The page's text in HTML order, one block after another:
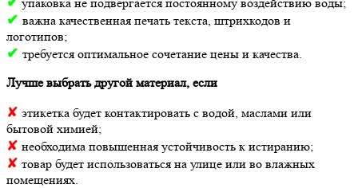
✔ важна качественная печать текста, штрихкодов и
логотипов;
✔ требуется оптимальное сочетание цены и качества.
Лучше выбрать другой материал, если
✘ этикетка будет контактировать с водой, маслами или
бытовой химией;
✘ необходима повышенная устойчивость к истиранию;
✘ товар будет использоваться на улице или во влажных
помещениях.